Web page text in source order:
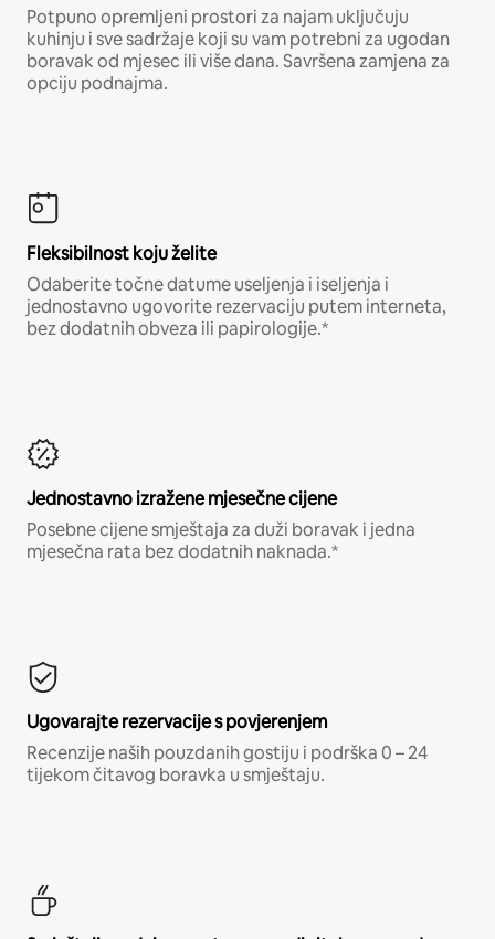
Potpuno opremljeni prostori za najam uključuju
kuhinju i sve sadržaje koji su vam potrebni za ugodan
boravak od mjesec ili više dana. Savršena zamjena za
opciju podnajma.
Fleksibilnost koju želite
Odaberite točne datume useljenja i iseljenja i
jednostavno ugovorite rezervaciju putem interneta,
bez dodatnih obveza ili papirologije.*
Jednostavno izražene mjesečne cijene
Posebne cijene smještaja za duži boravak i jedna
mjesečna rata bez dodatnih naknada.*
Ugovarajte rezervacije s povjerenjem
Recenzije naših pouzdanih gostiju i podrška 0 – 24
tijekom čitavog boravka u smještaju.